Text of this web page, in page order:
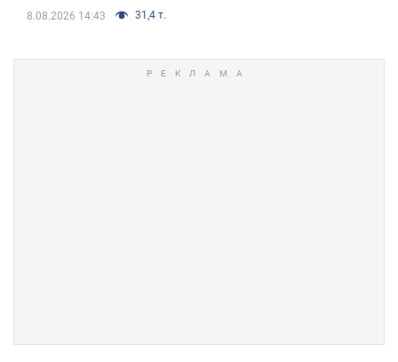
8.08.2026 14:43 31,4 т.